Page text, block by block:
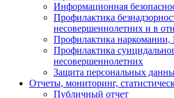
Информационная
Профилактика
несовершеннолетних и в
Профилактика
Профилактика
несовершеннолетних
Защита персональных
Отчеты, мониторинг,
Публичный отчет